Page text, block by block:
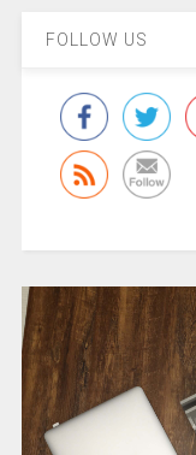
FOLLOW US